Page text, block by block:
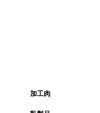
加工肉